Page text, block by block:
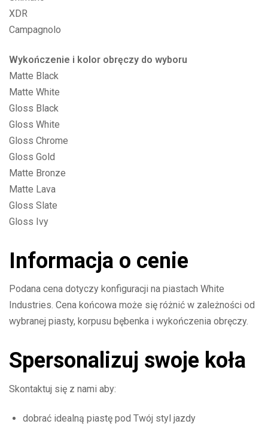
XDR
Campagnolo
Wykończenie i kolor obręczy do wyboru
Matte Black
Matte White
Gloss Black
Gloss White
Gloss Chrome
Gloss Gold
Matte Bronze
Matte Lava
Gloss Slate
Gloss Ivy
Informacja o cenie
Podana cena dotyczy konfiguracji na piastach White
Industries. Cena końcowa może się różnić w zależności od
wybranej piasty, korpusu bębenka i wykończenia obręczy.
Spersonalizuj swoje koła
Skontaktuj się z nami aby:
dobrać idealną piastę pod Twój styl jazdy